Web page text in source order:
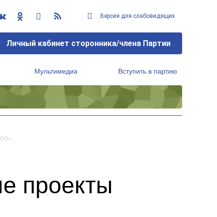
Версия для слабовидящих
Личный кабинет сторонника/члена Партии
Мультимедиа Вступить в партию
проекты